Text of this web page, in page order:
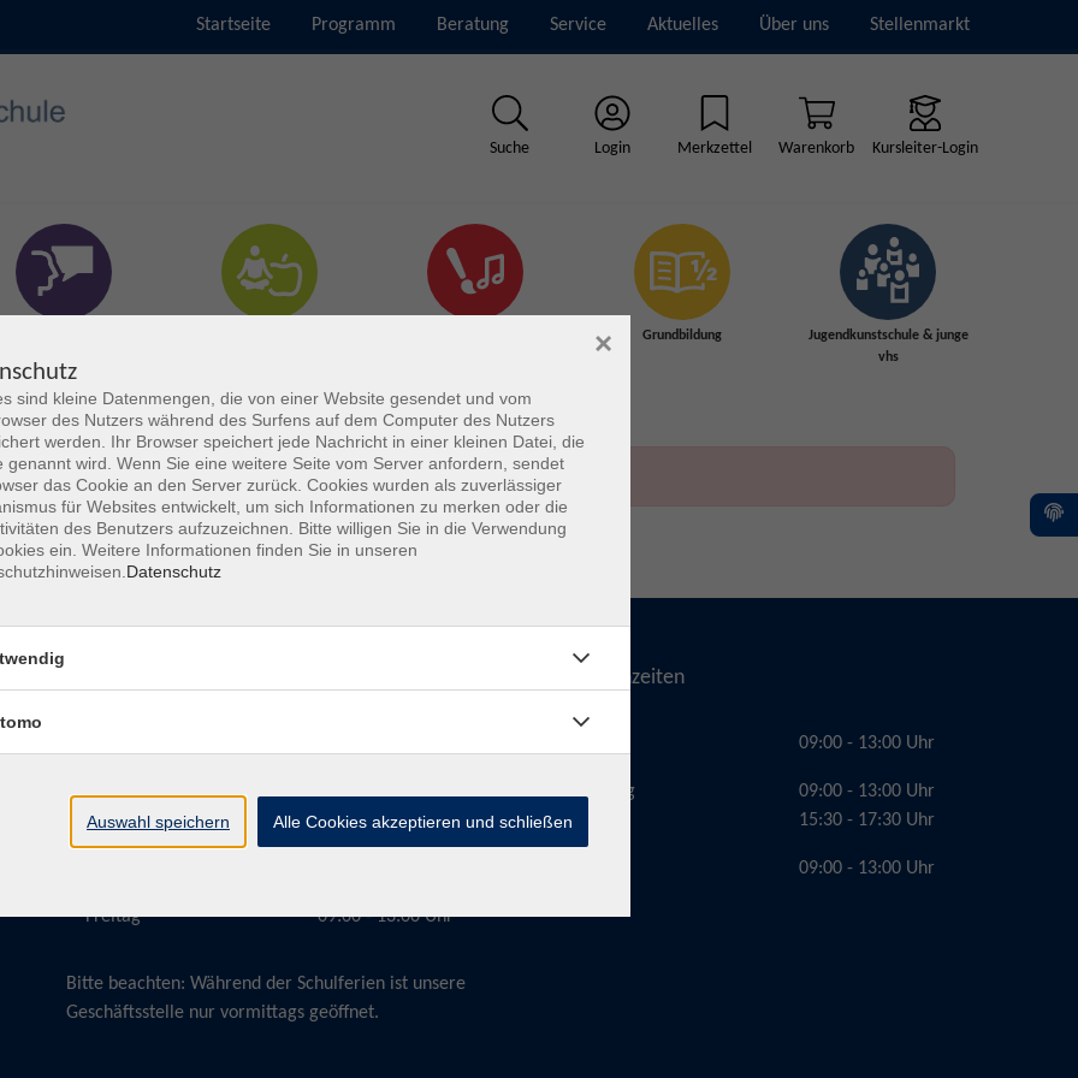
Startseite Programm Beratung Service Aktuelles Über uns Stellenmarkt
Suche Login Merkzettel Warenkorb Kursleiter-Login
Grundbildung
Jugendkunstschule & junge
vhs
Dienstag
Freitag
15:30 - 17:30 Uhr
09:00 - 13:00 Uhr
Bitte beachten: Während der Schulferien ist unsere
Geschäftsstelle nur vormittags geöffnet.
Telefonzeiten
Dienstag
09:00 - 13:00 Uhr
09:00 - 13:00 Uhr
15:30 - 17:30 Uhr
09:00 - 13:00 Uhr
sind kleine Datenmengen, die von einer Website gesendet und vom
des Nutzers während des Surfens auf dem Computer des Nutzers
werden. Ihr Browser speichert jede Nachricht in einer kleinen Datei, die
genannt wird. Wenn Sie eine weitere Seite vom Server anfordern, sendet
das Cookie an den Server zurück. Cookies wurden als zuverlässiger
für Websites entwickelt, um sich Informationen zu merken oder die
des Benutzers aufzuzeichnen. Bitte willigen Sie in die Verwendung
ein. Weitere Informationen finden Sie in unseren
Datenschutz
×
Auswahl speichern Alle Cookies akzeptieren und schließen